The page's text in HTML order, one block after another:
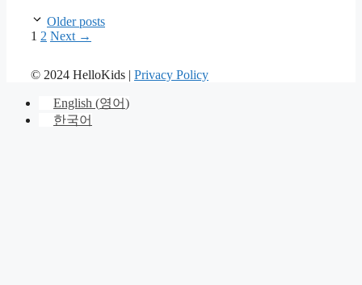
Older posts
Page
1 Page
2 Next →
© 2024 HelloKids | Privacy Policy
English (영어)
한국어